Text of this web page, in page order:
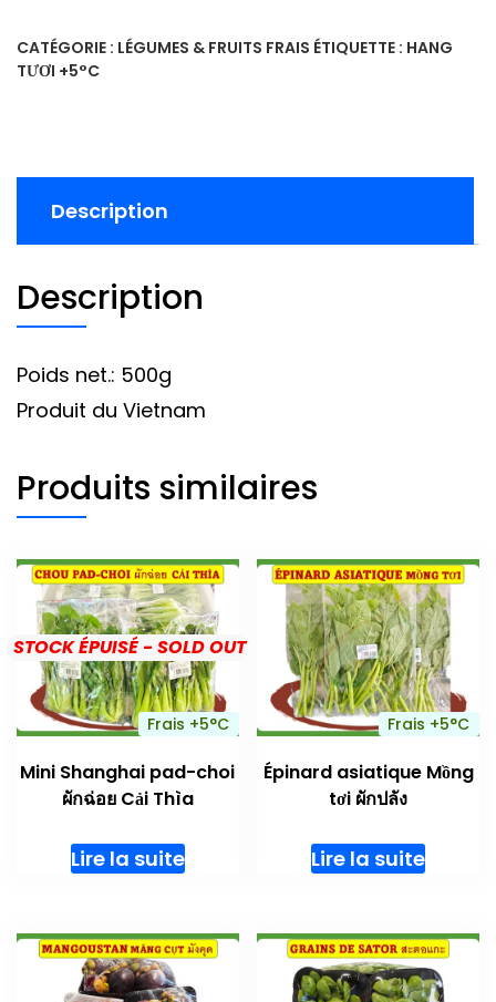
CATÉGORIE : LÉGUMES & FRUITS FRAIS ÉTIQUETTE : HANG
TƯƠI +5°C
Description
Description
Poids net.: 500g
Produit du Vietnam
Produits similaires
STOCK ÉPUISÉ - SOLD OUT
Frais +5°C
Mini Shanghai pad-choi
ผักฉ่อย Cải Thìa
Lire la suite
Frais +5°C
Épinard asiatique Mồng
tơi ผักปลัง
Lire la suite